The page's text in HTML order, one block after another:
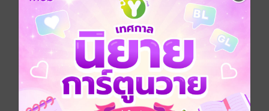
ลิบ
อย่างไรฮองเฮาก็ยังยึดถือกฎธรรมเนียมอย่างเคร่งครัด แต่
อันธพาลอย่างเสิ่นจิ้งอี้แค่ได้ยินเรื่องกฎธรรมเนียม ก็
ผายลมใส่แล้วนอนแคะขี้หูเสียแล้ว
ปล.คลั่งรัก รักเดียวใจเดียว ไม่นอกกายไม่นอกใจ ไม่มีสตรี
อื่นจ้า
.